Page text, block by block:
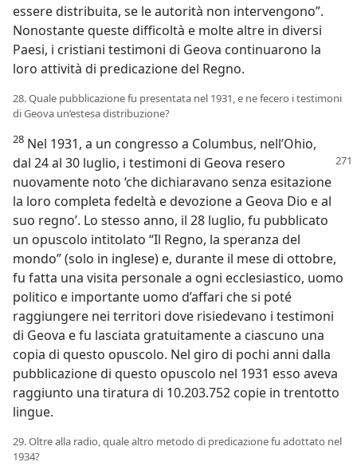
essere distribuita, se le autorità non intervengono”.
Nonostante queste difficoltà e molte altre in diversi
Paesi, i cristiani testimoni di Geova continuarono la
loro attività di predicazione del Regno.
28. Quale pubblicazione fu presentata nel 1931, e ne fecero i testimoni
di Geova un’estesa distribuzione?
28 Nel 1931, a un congresso a Columbus, nell’Ohio,
dal 24 al 30 luglio, i testimoni di Geova resero
nuovamente noto ‘che dichiaravano senza esitazione
la loro completa fedeltà e devozione a Geova Dio e al
suo regno’. Lo stesso anno, il 28 luglio, fu pubblicato
un opuscolo intitolato “Il Regno, la speranza del
mondo” (solo in inglese) e, durante il mese di ottobre,
fu fatta una visita personale a ogni ecclesiastico, uomo
politico e importante uomo d’affari che si poté
raggiungere nei territori dove risiedevano i testimoni
di Geova e fu lasciata gratuitamente a ciascuno una
copia di questo opuscolo. Nel giro di pochi anni dalla
pubblicazione di questo opuscolo nel 1931 esso aveva
raggiunto una tiratura di 10.203.752 copie in trentotto
lingue.
29. Oltre alla radio, quale altro metodo di predicazione fu adottato nel
1934?